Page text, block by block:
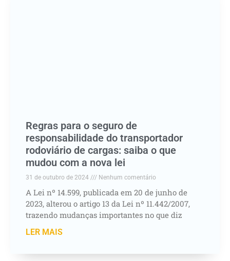
Regras para o seguro de
responsabilidade do transportador
rodoviário de cargas: saiba o que
mudou com a nova lei
31 de outubro de 2024 Nenhum comentário
A Lei nº 14.599, publicada em 20 de junho de
2023, alterou o artigo 13 da Lei nº 11.442/2007,
trazendo mudanças importantes no que diz
LER MAIS